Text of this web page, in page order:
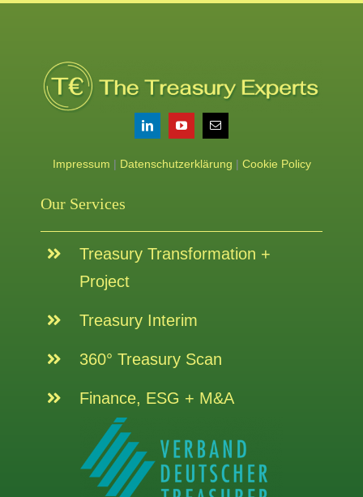
Impressum | Datenschutzerklärung | Cookie Policy
Our Services
Treasury Transformation +
Project
Treasury Interim
360° Treasury Scan
Finance, ESG + M&A